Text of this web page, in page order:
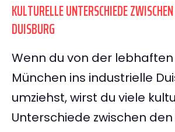
KULTURELLE UNTERSCHIEDE
DUISBURG
Wenn du von der
München ins industrielle
umziehst, wirst du viele
Unterschiede zwischen